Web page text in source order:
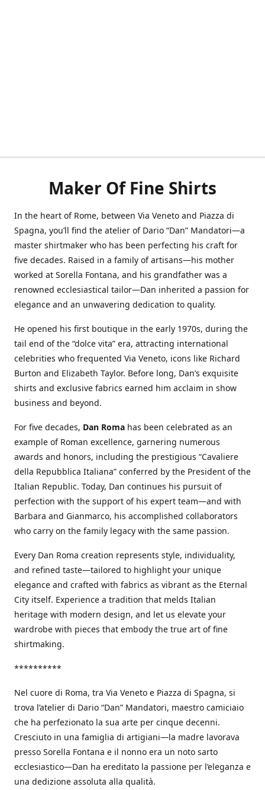
Maker Of Fine Shirts
In the heart of Rome, between Via Veneto and Piazza di
Spagna, you’ll find the atelier of Dario “Dan” Mandatori—a
master shirtmaker who has been perfecting his craft for
five decades. Raised in a family of artisans—his mother
worked at Sorella Fontana, and his grandfather was a
renowned ecclesiastical tailor—Dan inherited a passion for
elegance and an unwavering dedication to quality.
He opened his first boutique in the early 1970s, during the
tail end of the “dolce vita” era, attracting international
celebrities who frequented Via Veneto, icons like Richard
Burton and Elizabeth Taylor. Before long, Dan’s exquisite
shirts and exclusive fabrics earned him acclaim in show
business and beyond.
For five decades, Dan Roma has been celebrated as an
example of Roman excellence, garnering numerous
awards and honors, including the prestigious “Cavaliere
della Repubblica Italiana” conferred by the President of the
Italian Republic. Today, Dan continues his pursuit of
perfection with the support of his expert team—and with
Barbara and Gianmarco, his accomplished collaborators
who carry on the family legacy with the same passion.
Every Dan Roma creation represents style, individuality,
and refined taste—tailored to highlight your unique
elegance and crafted with fabrics as vibrant as the Eternal
City itself. Experience a tradition that melds Italian
heritage with modern design, and let us elevate your
wardrobe with pieces that embody the true art of fine
shirtmaking.
**********
Nel cuore di Roma, tra Via Veneto e Piazza di Spagna, si
trova l’atelier di Dario “Dan” Mandatori, maestro camiciaio
che ha perfezionato la sua arte per cinque decenni.
Cresciuto in una famiglia di artigiani—la madre lavorava
presso Sorella Fontana e il nonno era un noto sarto
ecclesiastico—Dan ha ereditato la passione per l’eleganza e
una dedizione assoluta alla qualità.